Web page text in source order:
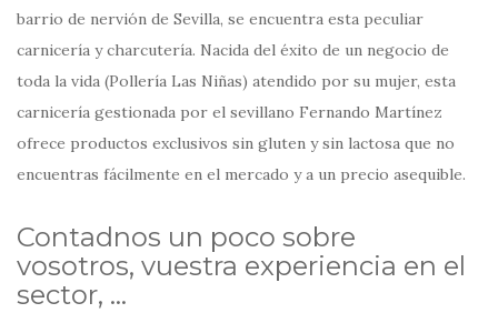
barrio de nervión de Sevilla, se encuentra esta peculiar
carnicería y charcutería. Nacida del éxito de un negocio de
toda la vida (Pollería Las Niñas) atendido por su mujer, esta
carnicería gestionada por el sevillano Fernando Martínez
ofrece productos exclusivos sin gluten y sin lactosa que no
encuentras fácilmente en el mercado y a un precio asequible.
Contadnos un poco sobre
vosotros, vuestra experiencia en el
sector, …